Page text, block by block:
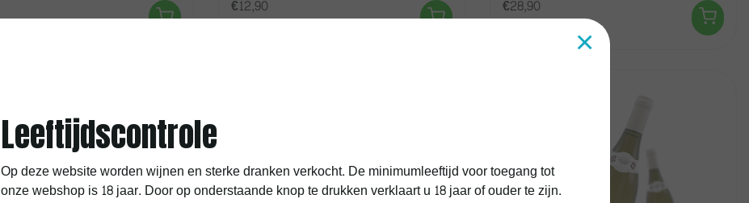
€12,90 €28,90
Verzendkosten
×
Leeftijdscontrole
Op deze website worden wijnen en sterke dranken verkocht. De minimumleeftijd voor toegang tot
onze webshop is 18 jaar. Door op onderstaande knop te drukken verklaart u 18 jaar of ouder te zijn.